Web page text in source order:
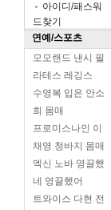
아이디/패스워
드찾기
연예/스포츠
모모랜드 낸시 필
라테스 레깅스
수영복 입은 안소
희 몸매
프로미스나인 이
채영 청바지 몸매
엑신 노바 영끌했
네 영끌했어
트와이스 다현 전